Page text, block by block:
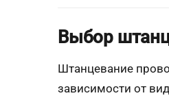
Выбор
Штанцевание
зависимости от